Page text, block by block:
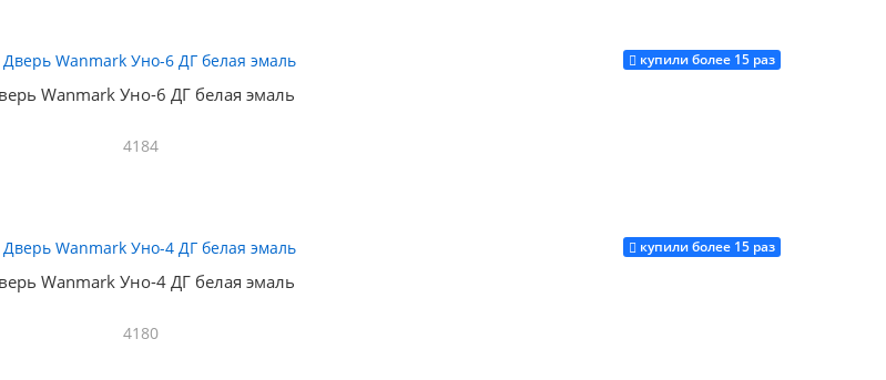
Купить
купили более 15 раз
Wanmark Уно-6 ДГ белая эмаль
4184
Купить
купили более 15 раз
Wanmark Уно-4 ДГ белая эмаль
4180